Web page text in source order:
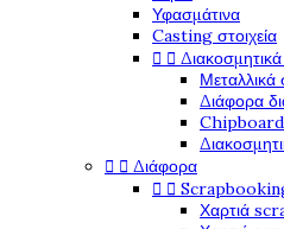
Υφασμάτινα
Casting στοιχεία
  Διακοσμητικά
Μεταλλικά
Διάφορα
Chipboard
  Διάφορα
 
Χαρτιά